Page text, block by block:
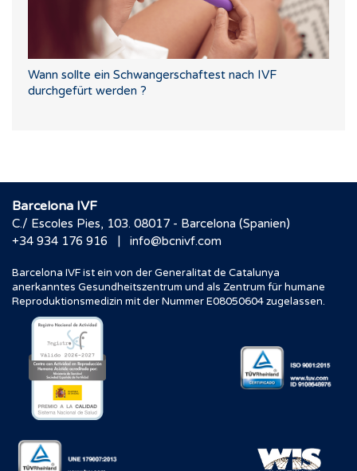
Wann sollte ein Schwangerschaftest nach IVF
durchgefürt werden ?
Barcelona IVF
C./ Escoles Pies, 103. 08017 - Barcelona (Spanien)
+34 934 176 916
| info@bcnivf.com
Barcelona IVF ist ein von der Generalitat de Catalunya
anerkanntes Gesundheitszentrum und als Zentrum für humane
Reproduktionsmedizin mit der Nummer E08050604 zugelassen.